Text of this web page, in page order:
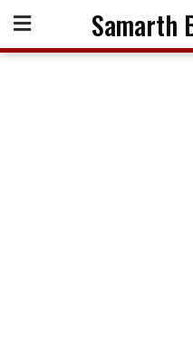
content
Samarth